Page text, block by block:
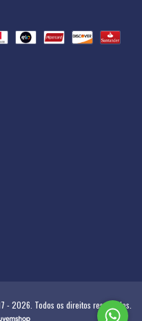
- 2026. Todos os direitos reservados.